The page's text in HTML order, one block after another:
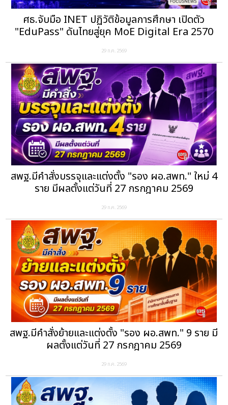
ศธ.จับมือ INET ปฏิวัติข้อมูลการศึกษา เปิดตัว
"EduPass" ดันไทยสู่ยุค MoE Digital Era 2570
29 ก.ค. 2569
สพฐ.มีคำสั่งบรรจุและแต่งตั้ง "รอง ผอ.สพท." ใหม่ 4
ราย มีผลตั้งแต่วันที่ 27 กรกฎาคม 2569
29 ก.ค. 2569
สพฐ.มีคำสั่งย้ายและแต่งตั้ง "รอง ผอ.สพท." 9 ราย มี
ผลตั้งแต่วันที่ 27 กรกฎาคม 2569
29 ก.ค. 2569